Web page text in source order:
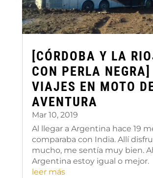
[CÓRDOBA Y LA
CON PERLA NEGRA]
VIAJES EN MOTO
AVENTURA
Mar 10, 2019
Al llegar a Argentina hace 19
comparaba con India. Allí
mucho, me sentía muy bien.
Argentina estoy igual o mejor.
leer más